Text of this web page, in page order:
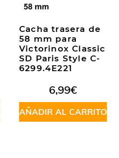
Cacha trasera de
58 mm para
Victorinox Classic
SD Paris Style C-
6299.4E221
6,99€
AÑADIR AL CARRITO